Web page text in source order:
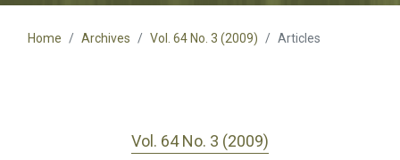
Home Archives Vol. 64 No. 3 (2009) Articles
Vol. 64 No. 3 (2009)